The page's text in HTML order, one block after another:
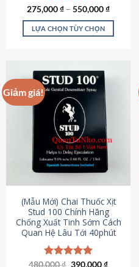
phẩm
Được xếp
hạng4.87
5 sao
275,000₫ – 550,000₫
LỰA CHỌN TÙY CHỌN
có
nhiều
biến
thể.
Các
tùy
chọn
được
chọn
trên
trang
sản
phẩm
Giảm giá!
(Mẫu Mới) Chai Thuốc Xịt
Stud 100 Chính Hãng
Chống Xuất Tinh Sớm Cách
Quan Hệ Lâu Tới 40phút
Được xếp
480,000₫ Giá
390,000₫Giá